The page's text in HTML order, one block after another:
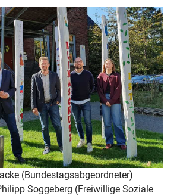
(Bundestagsabgeordneter)
Soggeberg (Freiwillige Soziale